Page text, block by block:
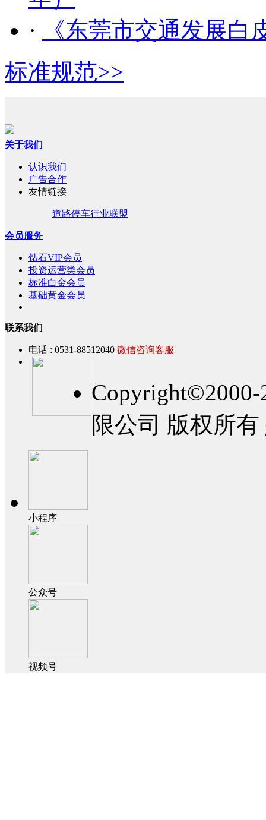
·
《东莞市交通发展白
标准规范>>
关于我们
认识我们
广告合作
友情链接
道路停车行业联盟
会员服务
钻石VIP会员
投资运营类会员
标准白金会员
基础黄金会员
联系我们
电话 : 0531-88512040 微信咨询客服
限公司 版权所有
小程序
公众号
视频号